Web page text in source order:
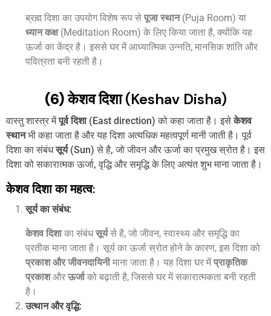
ब्रह्म दिशा का उपयोग विशेष रूप से पूजा स्थान(Puja Room) या
ध्यान कक्ष(Meditation Room) के लिए किया जाता है, क्योंकि यह
ऊर्जा का केंद्र है। इससे घर में आध्यात्मिक उन्नति, मानसिक शांति और
पवित्रता बनी रहती है।
(6) केशव दिशा(Keshav Disha)
वास्तु शास्त्र मेंपूर्व दिशा(East direction) को कहा जाता है। इसेकेशव
स्थानभी कहा जाता है और यह दिशा अत्यधिक महत्वपूर्ण मानी जाती है। पूर्व
दिशा का संबंधसूर्य(Sun) से है, जो जीवन और ऊर्जा का प्रमुख स्रोत है। इस
दिशा को सकारात्मक ऊर्जा, वृद्धि और समृद्धि के लिए अत्यंत शुभ माना जाता है।
केशव दिशा का महत्व:
सूर्य का संबंध:
केशव दिशाका संबंधसूर्यसे है, जो जीवन, स्वास्थ्य और समृद्धि का
प्रतीक माना जाता है। सूर्य का ऊर्जा स्रोत होने के कारण, इस दिशा को
प्रकाश और जीवनदायिनीमाना जाता है। यह दिशा घर मेंप्राकृतिक
प्रकाशऔर ऊर्जाको बढ़ाती है, जिससे घर में सकारात्मकता बनी रहती
है।
उत्थान और वृद्धि: